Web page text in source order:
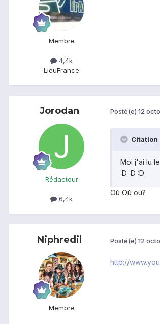
Membre
4,4k
LieuFrance
Jorodan
Rédacteur
6,4k
Posté(e) 12
Citation
Moi j'ai lu
:D :D :D
Où Où où?
Niphredil
Membre
Posté(e) 12
http://